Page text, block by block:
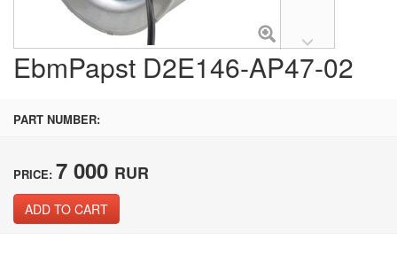
EbmPapst D2E146-AP47-02
PART NUMBER:
PRICE: 7 000 RUR
ADD TO CART